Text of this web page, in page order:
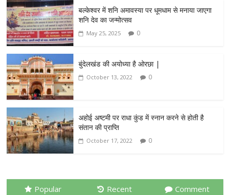
बल्केश्वर में शनि अमावस्या पर धूमधाम से मनाया जाएगा
शनि देव का जन्मोत्सव
May 25, 2025 0
बुंदेलखंड की अयोध्या है ओरछा |
October 13, 2022 0
अहोई अष्टमी पर राधा कुंड में स्नान करने से होती है
संतान की प्राप्ति
October 17, 2022 0
Popular Recent Comment